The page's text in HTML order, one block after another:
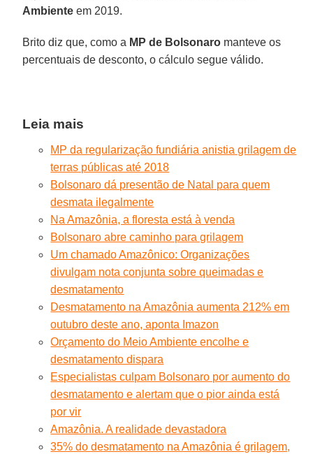
Ambiente em 2019.
Brito diz que, como a MP de Bolsonaro manteve os
percentuais de desconto, o cálculo segue válido.
Leia mais
MP da regularização fundiária anistia grilagem de
terras públicas até 2018
Bolsonaro dá presentão de Natal para quem
desmata ilegalmente
Na Amazônia, a floresta está à venda
Bolsonaro abre caminho para grilagem
Um chamado Amazônico: Organizações
divulgam nota conjunta sobre queimadas e
desmatamento
Desmatamento na Amazônia aumenta 212% em
outubro deste ano, aponta Imazon
Orçamento do Meio Ambiente encolhe e
desmatamento dispara
Especialistas culpam Bolsonaro por aumento do
desmatamento e alertam que o pior ainda está
por vir
Amazônia. A realidade devastadora
35% do desmatamento na Amazônia é grilagem,